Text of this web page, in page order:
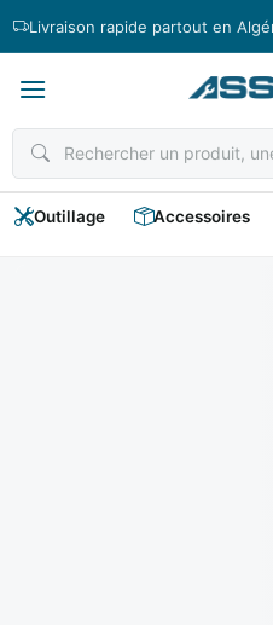
Livraison rapide partout en
Outillage Accessoires